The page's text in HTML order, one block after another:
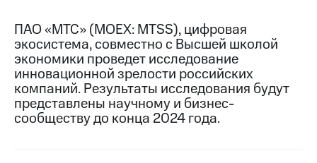
Пресс-
релизы
МТС
о технологиях
Достижения
ПАО «МТС» (MOEX: MTSS), цифровая
экосистема, совместно с Высшей школой
экономики проведет исследование
инновационной зрелости российских
компаний. Результаты исследования будут
представлены научному и бизнес-
сообществу до конца 2024 года.